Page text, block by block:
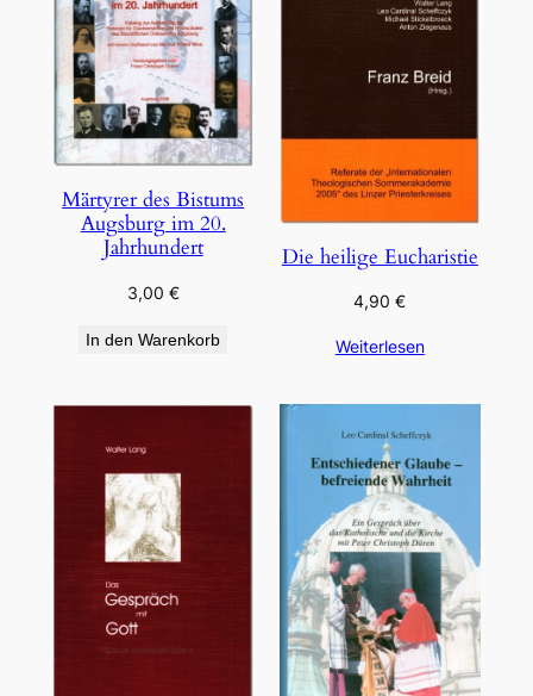
Märtyrer des Bistums
Augsburg im 20.
Jahrhundert
3,00 €
In den Warenkorb
Die heilige Eucharistie
4,90€
Weiterlesen